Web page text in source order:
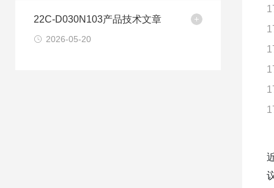
22C-D030N103产品技术文章
2026-05-20